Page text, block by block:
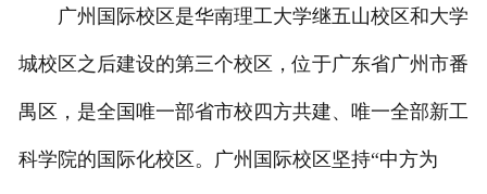
广州国际校区是华南理工大学继五山校区和大学
城校区之后建设的第三个校区，位于广东省广州市番
禺区，是全国唯一部省市校四方共建、唯一全部新工
科学院的国际化校区。广州国际校区坚持“中方为